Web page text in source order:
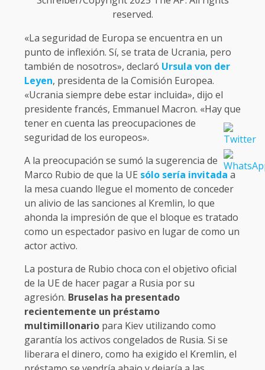
reserved.
«La seguridad de Europa se encuentra en un
punto de inflexión. Sí, se trata de Ucrania, pero
también de nosotros», declaró Ursula von der
Leyen, presidenta de la Comisión Europea.
«Ucrania siempre debe estar incluida», dijo el
presidente francés, Emmanuel Macron. «Hay que
tener en cuenta las preocupaciones de
seguridad de los europeos».
A la preocupación se sumó la sugerencia de
Marco Rubio de que la UE sólo sería invitada a
la mesa cuando llegue el momento de conceder
un alivio de las sanciones al Kremlin, lo que
ahonda la impresión de que el bloque es tratado
como un espectador pasivo en lugar de como un
actor activo.
La postura de Rubio choca con el objetivo oficial
de la UE de hacer pagar a Rusia por su
agresión. Bruselas ha presentado
recientemente un préstamo
multimillonario para Kiev utilizando como
garantía los activos congelados de Rusia. Si se
liberara el dinero, como ha exigido el Kremlin, el